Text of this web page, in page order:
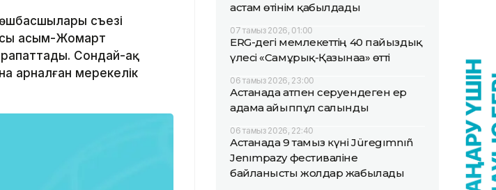
съезі
Қасым-Жомарт
Сондай-ақ
арналған мерекелік
астам өтінім қабылдады
07 тамыз 2026, 01:00
ERG-дегі мемлекеттің 40 пайыздық
үлесі «Самұрық-Қазынаға» өтті
06 тамыз 2026, 23:00
Астанада атпен серуендеген ер
адамға айыппұл салынды
06 тамыз 2026, 22:40
Астанада 9 тамыз күні Jüregımnıñ
Jenımpazy фестиваліне
байланысты жолдар жабылады